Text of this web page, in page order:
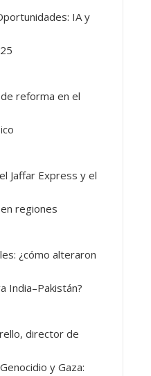
IA y
reforma en el
Jaffar Express y el
regiones
¿cómo alteraron
India–Pakistán?
director de
y Gaza: